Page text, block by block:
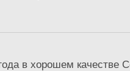
в хорошем качестве